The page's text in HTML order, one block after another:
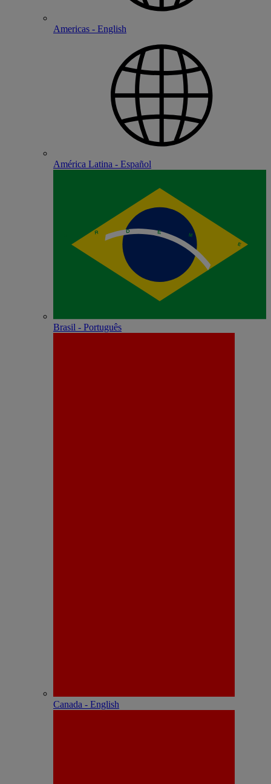
Americas - English
América Latina - Español
Brasil - Português
Canada - English